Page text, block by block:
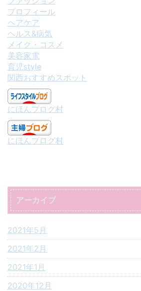
プロフィール
ヘアケア
ヘルス&病気
メイク・コスメ
美容家電
育児style
関西おすすめスポット
にほんブログ村
にほんブログ村
アーカイブ
2021年5月
2021年2月
2021年1月
2020年12月